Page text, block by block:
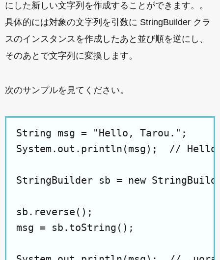
にした新しい文字列を作成することができます。。
具体的には対象の文字列を引数に StringBuilder クラ
スのインスタンスを作成したあと並び順を逆にし、
そのあとで文字列に変換します。
次のサンプルを見てください。
String msg = "Hello, Tarou.";
System.out.println(msg);  //
StringBuilder sb = new
sb.reverse();
msg = sb.toString();